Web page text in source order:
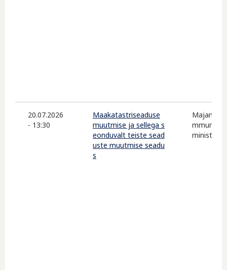
20.07.2026
- 13:30
Maakatastriseaduse
muutmise ja sellega s
eonduvalt teiste sead
uste muutmise seadu
s